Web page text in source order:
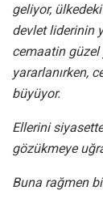
geliyor,
devlet liderinin
cemaatin güzel
yararlanırken,
büyüyor.
Ellerini
gözükmeye
Buna rağmen